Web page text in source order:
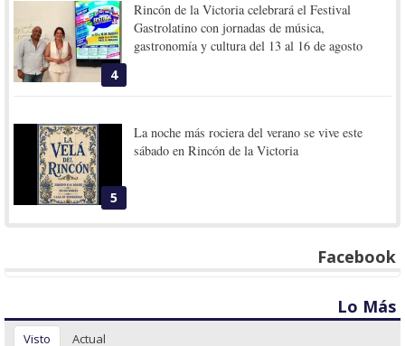
4
Rincón de la Victoria celebrará el Festival
Gastrolatino con jornadas de música,
gastronomía y cultura del 13 al 16 de agosto
5
La noche más rociera del verano se vive este
sábado en Rincón de la Victoria
Facebook
Lo Más
Visto Actual